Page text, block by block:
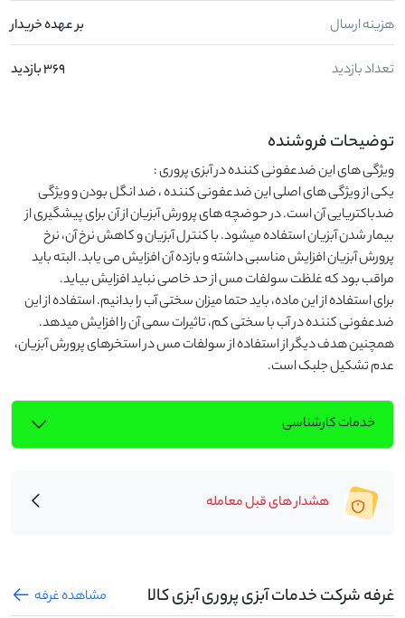
هزینه ارسال بر عهده خریدار
تعداد بازدید 369 بازدید
توضیحات فروشنده
ضدباکتریایی آن است. در حوضچه های پرورش آبزیان از آن برای پیشگیری از
عدم تشکیل جلبک است.
خدمات کارشناسی
هشدار های قبل معامله
غرفه شرکت خدمات آبزی پروری آبزی کالا
مشاهده غرفه